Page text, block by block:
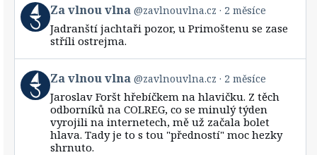
View
post
by
vlnou
vlna
on
Bluesky
Za vlnou vlna @zavlnouvlna.cz 2 měsíce
Jadranští jachtaři pozor, u Primoštenu se zase
stříli ostrejma.
View
post
by
Za vlnou vlna @zavlnouvlna.cz 2 měsíce
Jaroslav Foršt hřebíčkem na hlavičku. Z těch
odborníků na COLREG, co se minulý týden
vyrojili na internetech, mě už začala bolet
hlava. Tady je to s tou "předností" moc hezky
shrnuto.